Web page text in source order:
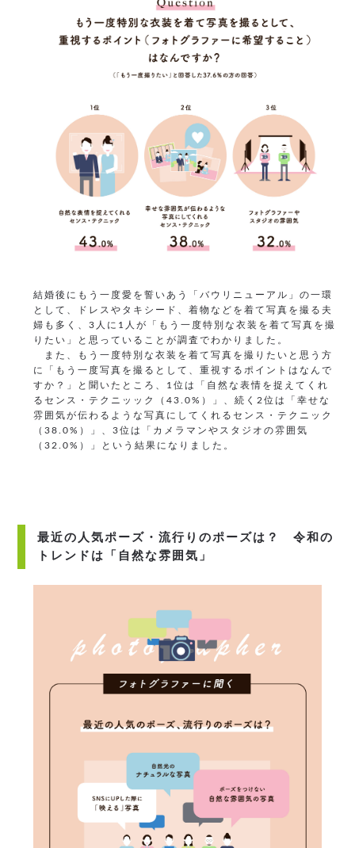
結婚後にもう一度愛を誓いあう「バウリニューアル」の一環
として、ドレスやタキシード、着物などを着て写真を撮る夫
婦も多く、3人に1人が「もう一度特別な衣装を着て写真を撮
りたい」と思っていることが調査でわかりました。
また、もう一度特別な衣装を着て写真を撮りたいと思う方
に「もう一度写真を撮るとして、重視するポイントはなんで
すか？」と聞いたところ、1位は「自然な表情を捉えてくれ
るセンス・テクニッック（43.0%）」、続く2位は「幸せな
雰囲気が伝わるような写真にしてくれるセンス・テクニック
（38.0%）」、3位は「カメラマンやスタジオの雰囲気
（32.0%）」という結果になりました。
最近の人気ポーズ・流行りのポーズは？ 令和の
トレンドは「自然な雰囲気」